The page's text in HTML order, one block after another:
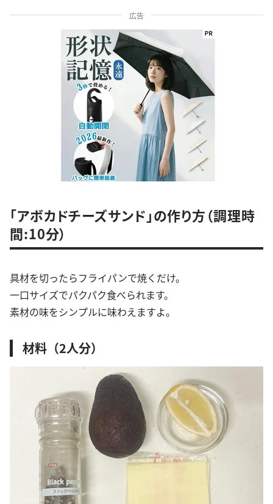
広告
「アボカドチーズサンド」の作り方（調理時
間:10分）
具材を切ったらフライパンで焼くだけ。
一口サイズでパクパク食べられます。
素材の味をシンプルに味わえますよ。
材料（2人分）